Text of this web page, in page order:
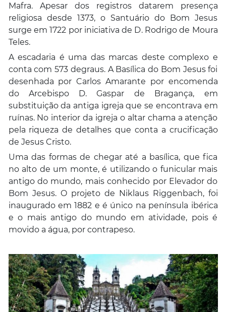
Mafra. Apesar dos registros datarem presença
religiosa desde 1373, o Santuário do Bom Jesus
surge em 1722 por iniciativa de D. Rodrigo de Moura
Teles.
A escadaria é uma das marcas deste complexo e
conta com 573 degraus. A Basílica do Bom Jesus foi
desenhada por Carlos Amarante por encomenda
do Arcebispo D. Gaspar de Bragança, em
substituição da antiga igreja que se encontrava em
ruínas. No interior da igreja o altar chama a atenção
pela riqueza de detalhes que conta a crucificação
de Jesus Cristo.
Uma das formas de chegar até a basílica, que fica
no alto de um monte, é utilizando o funicular mais
antigo do mundo, mais conhecido por Elevador do
Bom Jesus. O projeto de Niklaus Riggenbach, foi
inaugurado em 1882 e é único na península ibérica
e o mais antigo do mundo em atividade, pois é
movido a água, por contrapeso.